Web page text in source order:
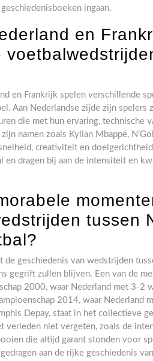
ingaan.
en
en Frankrijk spelen verschillende
Aan Nederlandse zijde zijn spelers
die met hun ervaring, technische
namen zoals Kylian Mbappé,
creativiteit en
dragen bij aan de intensiteit en
tussen
de geschiedenis van wedstrijden
gegrift zullen blijven. Een van de
2000, waar Nederland met 3-2
2014, waar Nederland
Depay, staat in het collectieve
verleden niet vergeten, zoals de
die altijd garant stonden voor
aan de rijke geschiedenis